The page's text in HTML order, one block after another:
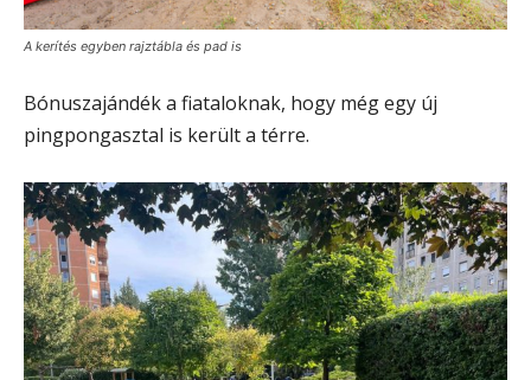
A kerítés egyben rajztábla és pad is
Bónuszajándék a fiataloknak, hogy még egy új
pingpongasztal is került a térre.